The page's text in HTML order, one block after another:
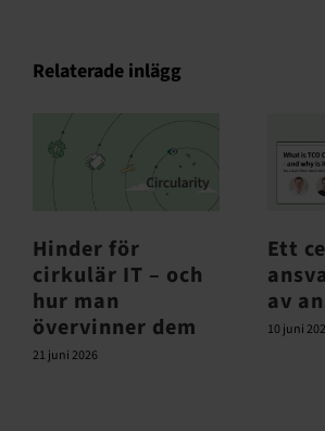
Relaterade inlägg
Hinder för
cirkulär IT – och
hur man
övervinner dem
21 juni 2026
Ett
av
10 juni